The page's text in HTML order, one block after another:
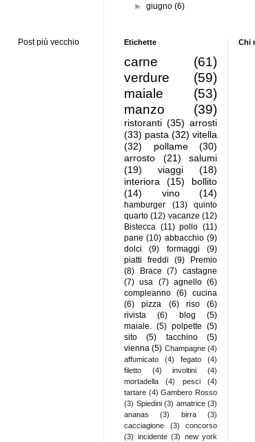
Post più vecchio
►giugno(6)
Etichette
carne
(61)
verdure
(59)
maiale
(53)
manzo
(39)
ristoranti (35) arrosti
(33) pasta (32) vitella
(32)
pollame
(30)
arrosto
(21)
salumi
(19)
viaggi
(18)
interiora
(15)
bollito
(14)
vino (14)
hamburger (13)
quinto
quarto (12) vacanze (12)
Bistecca (11) pollo (11)
pane (10) abbacchio (9)
dolci
(9) formaggi
(9)
piatti freddi
(9)
Premio
(8)
Brace (7) castagne
(7) usa (7) agnello (6)
compleanno (6) cucina
(6)
pizza (6) riso
(6)
rivista
(6) blog
(5)
maiale.
(5) polpette (5)
sito
(5) tacchino
(5)
vienna (5) Champagne (4)
affumicato
(4) fegato
(4)
filetto
(4) involtini
(4)
mortadella
(4) pesci
(4)
tartare (4) Gambero Rosso
(3) Spiedini (3) amatrice (3)
ananas
(3) birra
(3)
cacciagione
(3)
concorso
(3) incidente (3) new york
Chi